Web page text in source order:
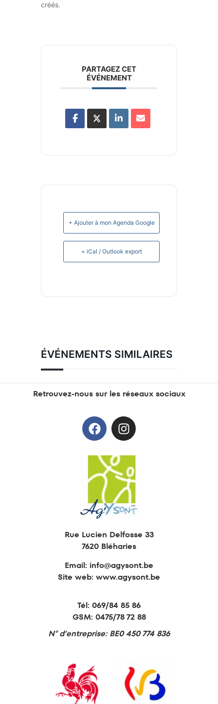
créés.
PARTAGEZ CET
ÉVÉNEMENT
+ Ajouter à mon Agenda Google
+ iCal / Outlook export
ÉVÉNEMENTS SIMILAIRES
Retrouvez-nous sur les réseaux sociaux
Rue Lucien Delfosse 33
7620 Bléharies
Email: info@agysont.be
Site web: www.agysont.be
Tél: 069/84 85 86
GSM: 0475/78 72 88
N° d’entreprise: BE0 450 774 836